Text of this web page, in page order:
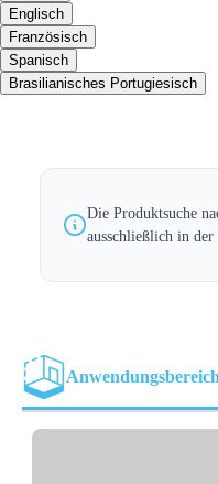
Englisch
Französisch
Spanisch
Brasilianisches Portugiesisch
Die Produktsuche
ausschließlich in der